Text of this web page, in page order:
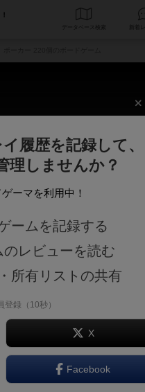
データベース
マ名、メカニクス名を対象にフリーワ
ゲームデザイナー名を指定して検
ゲームデザイナー
世界観や登場人物
テーマ/フレーバー
履歴を記録して、
理しませんか？
ーマを利用中！
ームを記録する
レビューを読む
所有リストの共有
登録（10秒）
X
Facebook